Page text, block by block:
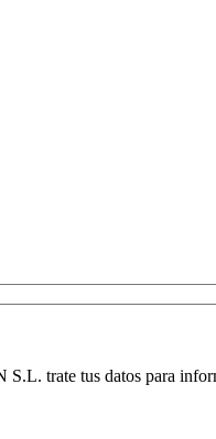
trate tus datos para